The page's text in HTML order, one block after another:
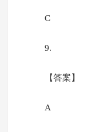
C
9.
【答案】
A